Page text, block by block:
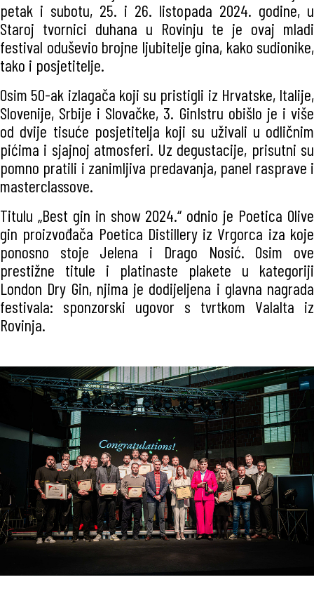
petak i subotu, 25. i 26. listopada 2024. godine, u
Staroj tvornici duhana u Rovinju te je ovaj mladi
festival oduševio brojne ljubitelje gina, kako sudionike,
tako i posjetitelje.
Osim 50-ak izlagača koji su pristigli iz Hrvatske, Italije,
Slovenije, Srbije i Slovačke, 3. GinIstru obišlo je i više
od dvije tisuće posjetitelja koji su uživali u odličnim
pićima i sjajnoj atmosferi. Uz degustacije, prisutni su
pomno pratili i zanimljiva predavanja, panel rasprave i
masterclassove.
Titulu „Best gin in show 2024.“ odnio je Poetica Olive
gin proizvođača Poetica Distillery iz Vrgorca iza koje
ponosno stoje Jelena i Drago Nosić. Osim ove
prestižne titule i platinaste plakete u kategoriji
London Dry Gin, njima je dodijeljena i glavna nagrada
festivala: sponzorski ugovor s tvrtkom Valalta iz
Rovinja.